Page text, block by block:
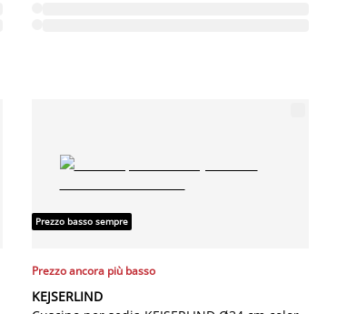
Prezzo basso sempre
Prezzo ancora più basso
KEJSERLIND